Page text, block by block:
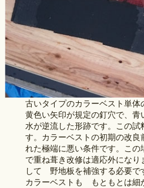
古いタイプのカラーベスト単体
黄色い矢印が規定の釘穴で、青
水が逆流した形跡です。この試
す。カラーベストの初期の改
れた極端に悪い条件です。この
で重ね葺き改修は適応外にな
して 野地板を補強する必要で
カラーベストも もともとは細